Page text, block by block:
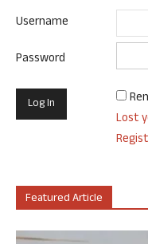
Username
Password
Lost
Featured Article